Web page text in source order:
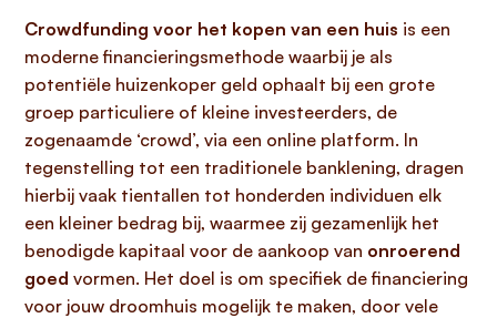
Crowdfunding voor het kopen van een huis is een
moderne financieringsmethode waarbij je als
potentiële huizenkoper geld ophaalt bij een grote
groep particuliere of kleine investeerders, de
zogenaamde ‘crowd’, via een online platform. In
tegenstelling tot een traditionele banklening, dragen
hierbij vaak tientallen tot honderden individuen elk
een kleiner bedrag bij, waarmee zij gezamenlijk het
benodigde kapitaal voor de aankoop van onroerend
goed vormen. Het doel is om specifiek de financiering
voor jouw droomhuis mogelijk te maken, door vele